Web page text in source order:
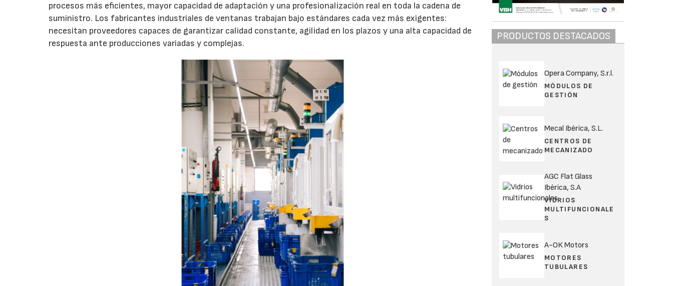
procesos más eficientes, mayor capacidad de adaptación y una profesionalización real en toda la cadena de
suministro. Los fabricantes industriales de ventanas trabajan bajo estándares cada vez más exigentes:
necesitan proveedores capaces de garantizar calidad constante, agilidad en los plazos y una alta capacidad de
respuesta ante producciones variadas y complejas.
PRODUCTOS DESTACADOS
Opera Company, S.r.l.
MÓDULOS DE
GESTIÓN
Mecal Ibérica, S.L.
CENTROS DE
MECANIZADO
AGC Flat Glass
Ibérica, S.A
VIDRIOS
MULTIFUNCIONALE
S
A-OK Motors
MOTORES
TUBULARES